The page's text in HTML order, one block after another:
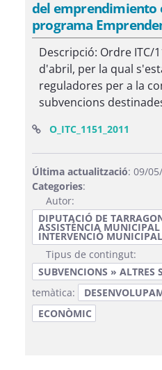
del emprendimiento
programa
Descripció: Ordre ITC/
d'abril, per la qual
reguladores per a la
subvencions
O_ITC_1151_2011
Última actualització: 09/
Categories:
Autor:
DIPUTACIÓ DE
ASSISTÈNCIA MUNICIPAL
INTERVENCIÓ MUNICIPAL
Tipus de contingut:
SUBVENCIONS » ALTRES
temàtica:
ECONÒMIC